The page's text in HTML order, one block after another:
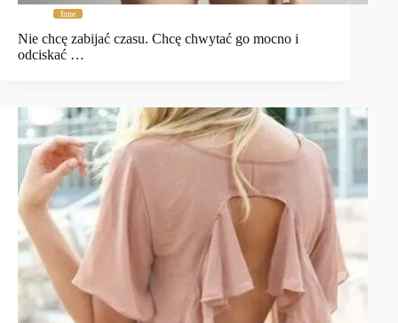
Inne
Nie chcę zabijać czasu. Chcę chwytać go mocno i
odciskać …